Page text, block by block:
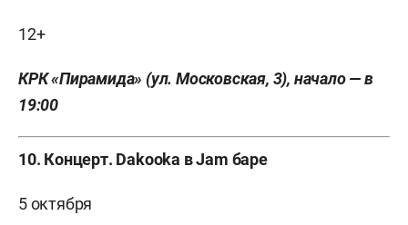
12+
КРК «Пирамида» (ул. Московская, 3), начало — в
19:00
10. Концерт. Dakooka в Jam баре
5 октября